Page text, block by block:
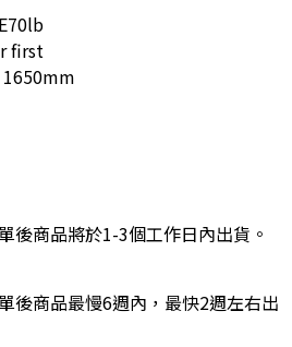
first
商品將於1-3個工作日內出貨。
商品最慢6週內，最快2週左右出